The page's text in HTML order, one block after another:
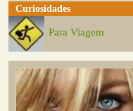
Curiosidades
Para Viagem